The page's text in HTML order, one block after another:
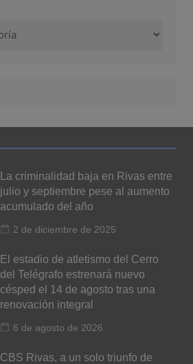
La criminalidad baja en Rivas entre
julio y septiembre pese al aumento
acumulado del año
2 de diciembre de 2025
El estadio de atletismo del Cerro
del Telégrafo estrenará nuevo
césped el 14 de agosto tras una
renovación integral
6 de agosto de 2026
CBS Rivas, a un solo triunfo de